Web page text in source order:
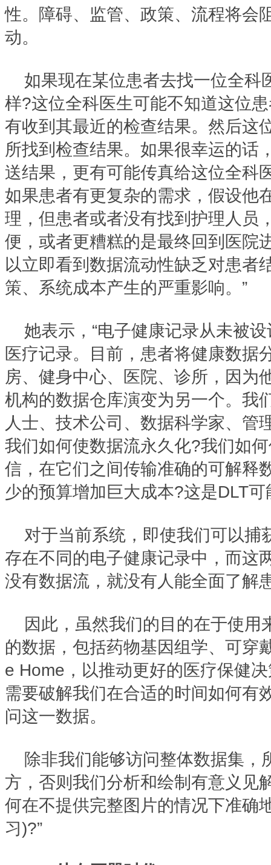
性。障碍、监管、政策、流程将会
动。
如果现在某位患者去找一位全科
样?这位全科医生可能不知道这位
有收到其最近的检查结果。然后这
所找到检查结果。如果很幸运的话
送结果，更有可能传真给这位全科
如果患者有更复杂的需求，假设他
理，但患者或者没有找到护理人员
便，或者更糟糕的是最终回到医院
以立即看到数据流动性缺乏对患者
策、系统成本产生的严重影响。”
她表示，“电子健康记录从未被
医疗记录。目前，患者将健康数据
房、健身中心、医院、诊所，因为
机构的数据仓库演变为另一个。我
人士、技术公司、数据科学家、管
我们如何使数据流永久化?我们如
信，在它们之间传输准确的可解释
少的预算增加巨大成本?这是DLT
对于当前系统，即使我们可以捕
存在不同的电子健康记录中，而这
没有数据流，就没有人能全面了解
因此，虽然我们的目的在于使用
的数据，包括药物基因组学、可穿
e Home，以推动更好的医疗保健
需要破解我们在合适的时间如何有
问这一数据。
除非我们能够访问整体数据集，
方，否则我们分析和绘制有意义见
何在不提供完整图片的情况下准确
习)?”